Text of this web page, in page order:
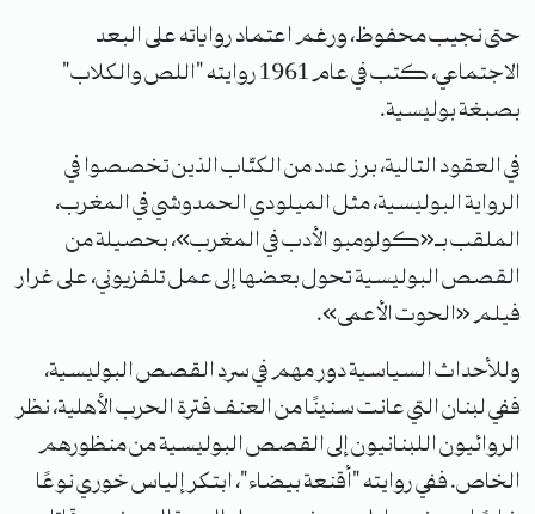
حتى نجيب محفوظ، ورغم اعتماد رواياته على البعد
الاجتماعي، كتب في عام 1961 روايته "اللص والكلاب"
بصبغة بوليسية.
في العقود التالية، برز عدد من الكتّاب الذين تخصصوا في
الرواية البوليسية، مثل الميلودي الحمدوشي في المغرب،
الملقب بـ«كولومبو الأدب في المغرب»، بحصيلة من
القصص البوليسية تحول بعضها إلى عمل تلفزيوني، على غرار
فيلم «الحوت الأعمى».
وللأحداث السياسية دور مهم في سرد القصص البوليسية،
ففي لبنان التي عانت سنينًا من العنف فترة الحرب الأهلية، نظر
الروائيون اللبنانيون إلى القصص البوليسية من منظورهم
الخاص. ففي روايته "أقنعة بيضاء"، ابتكر إلياس خوري نوعًا